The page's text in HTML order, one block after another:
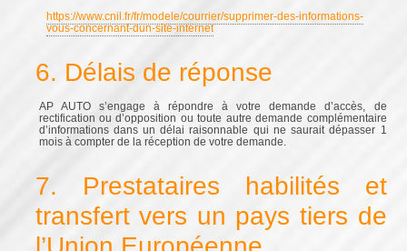
https://www.cnil.fr/fr/modele/courrier/supprimer-des-informations-
vous-concernant-dun-site-internet
6. Délais de réponse
AP AUTO s’engage à répondre à votre demande d’accès, de
rectification ou d’opposition ou toute autre demande complémentaire
d’informations dans un délai raisonnable qui ne saurait dépasser 1
mois à compter de la réception de votre demande.
7. Prestataires habilités et
transfert vers un pays tiers de